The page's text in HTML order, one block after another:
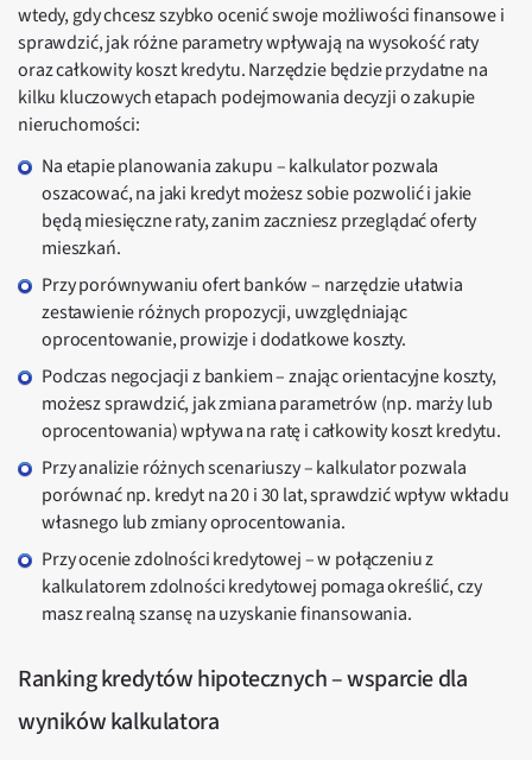
wtedy, gdy chcesz szybko ocenić swoje możliwości finansowe i
sprawdzić, jak różne parametry wpływają na wysokość raty
oraz całkowity koszt kredytu. Narzędzie będzie przydatne na
kilku kluczowych etapach podejmowania decyzji o zakupie
nieruchomości:
Na etapie planowania zakupu – kalkulator pozwala
oszacować, na jaki kredyt możesz sobie pozwolić i jakie
będą miesięczne raty, zanim zaczniesz przeglądać oferty
mieszkań.
Przy porównywaniu ofert banków – narzędzie ułatwia
zestawienie różnych propozycji, uwzględniając
oprocentowanie, prowizje i dodatkowe koszty.
Podczas negocjacji z bankiem – znając orientacyjne koszty,
możesz sprawdzić, jak zmiana parametrów (np. marży lub
oprocentowania) wpływa na ratę i całkowity koszt kredytu.
Przy analizie różnych scenariuszy – kalkulator pozwala
porównać np. kredyt na 20 i 30 lat, sprawdzić wpływ wkładu
własnego lub zmiany oprocentowania.
Przy ocenie zdolności kredytowej – w połączeniu z
kalkulatorem zdolności kredytowej pomaga określić, czy
masz realną szansę na uzyskanie finansowania.
Ranking kredytów hipotecznych – wsparcie dla
wyników kalkulatora